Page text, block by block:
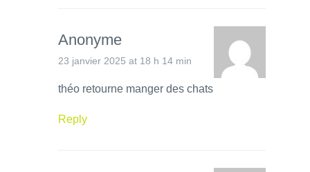
Anonyme
23 janvier 2025 at 18 h 14 min
théo retourne manger des chats
Reply